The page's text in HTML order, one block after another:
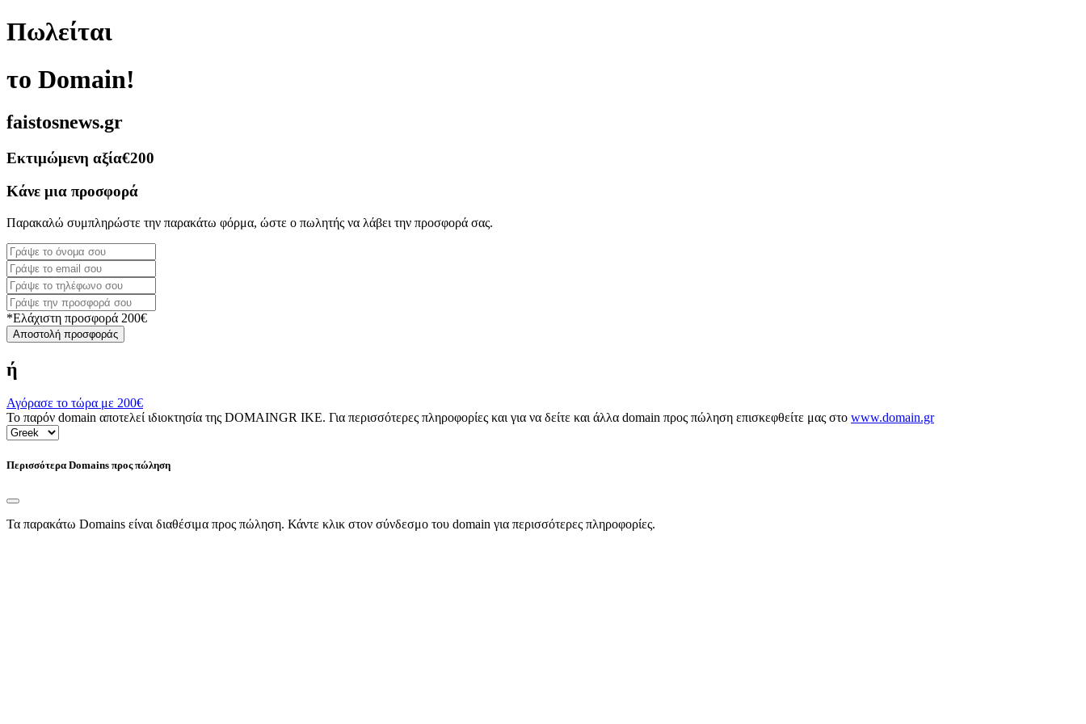
Πωλείται
το Domain!
faistosnews.gr
Εκτιμώμενη αξία€200
Κάνε μια προσφορά
Παρακαλώ συμπληρώστε την παρακάτω φόρμα, ώστε ο πωλητής να λάβει την προσφορά σας.
*Ελάχιστη προσφορά 200€
Αποστολή προσφοράς
ή
Αγόρασε το τώρα με 200€
Το παρόν domain αποτελεί ιδιοκτησία της DOMAINGR ΙΚΕ. Για περισσότερες πληροφορίες και για να δείτε και άλλα domain προς πώληση επισκεφθείτε μας στο www.domain.gr
Περισσότερα Domains προς πώληση
Τα παρακάτω Domains είναι διαθέσιμα προς πώληση. Κάντε κλικ στον σύνδεσμο του domain για περισσότερες πληροφορίες.